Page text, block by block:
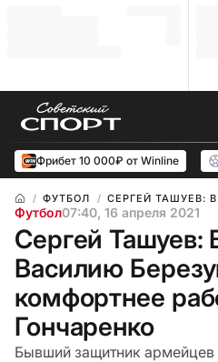
Фрибет 10 000₽ от Winline
ФУТБОЛ СЕРГЕЙ ТАШУЕВ:
Футбол07:40, 16 апреля 2021
Сергей Ташуев:
Василию
комфортнее
Гончаренко
Бывший защитник армейцев